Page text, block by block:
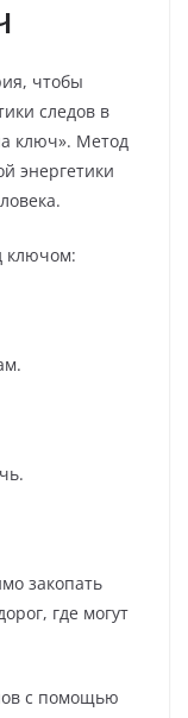
чтобы
следов в
ключ». Метод
энергетики
ключом:
закопать
где могут